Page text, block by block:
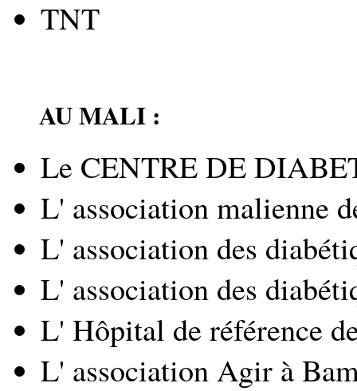
TNT
AU MALI :
Le CENTRE DE
L' association malienne
L' association des
L' association des
L' Hôpital de référence
L' association Agir à